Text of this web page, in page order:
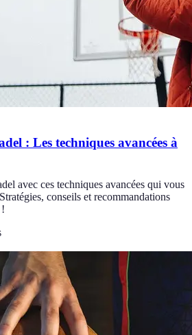
: Les techniques avancées à
avec ces techniques avancées qui vous
conseils et recommandations